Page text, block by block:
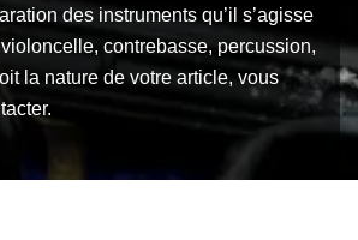
des instruments qu’il s’agisse
contrebasse, percussion,
la nature de votre article, vous